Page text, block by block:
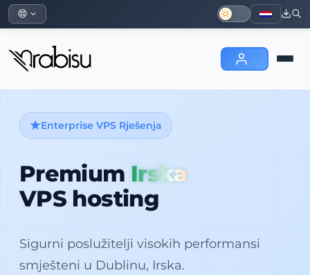
Enterprise VPS Rješenja
Premium Irska
VPS hosting
Sigurni poslužitelji visokih performansi
smješteni u Dublinu, Irska.